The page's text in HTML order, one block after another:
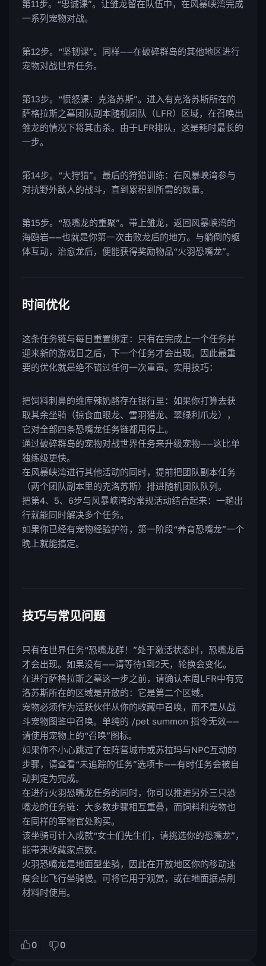
第11步。“忠诚课”。让雏龙留在队伍中，在风暴峡湾完成
一系列宠物对战。
第12步。“坚韧课”。同样——在破碎群岛的其他地区进行
宠物对战世界任务。
第13步。“愤怒课：克洛苏斯”。进入有克洛苏斯所在的
萨格拉斯之墓团队副本随机团队（LFR）区域，在召唤出
雏龙的情况下将其击杀。由于LFR排队，这是耗时最长的
一步。
第14步。“大狩猎”。最后的狩猎训练：在风暴峡湾参与
对抗野外敌人的战斗，直到累积到所需的数量。
第15步。“恐嘴龙的重聚”。带上雏龙，返回风暴峡湾的
海鸥岩——也就是你第一次击败龙后的地方。与躺倒的躯
体互动，治愈龙后，便能获得奖励物品“火羽恐嘴龙”。
时间优化
这条任务链与每日重置绑定：只有在完成上一个任务并
迎来新的游戏日之后，下一个任务才会出现。因此最重
要的优化就是绝不错过任何一次重置。实用技巧：
把饲料刺鼻的维库辣奶酪存在银行里：如果你打算去获
取其余坐骑（掠食血眼龙、雪羽猎龙、翠绿利爪龙），
它对全部四条恐嘴龙任务链都用得上。
通过破碎群岛的宠物对战世界任务来升级宠物——这比单
独练级更快。
在风暴峡湾进行其他活动的同时，提前把团队副本任务
（两个团队副本里的克洛苏斯）排进随机团队队列。
把第4、5、6步与风暴峡湾的常规活动结合起来：一趟出
行就能同时解决多个任务。
如果你已经有宠物经验护符，第一阶段“养育恐嘴龙”一个
晚上就能搞定。
技巧与常见问题
只有在世界任务“恐嘴龙群！”处于激活状态时，恐嘴龙后
才会出现。如果没有——请等待1到2天，轮换会变化。
在进行萨格拉斯之墓这一步之前，请确认本周LFR中有克
洛苏斯所在的区域是开放的：它是第二个区域。
宠物必须作为活跃伙伴从你的收藏中召唤，而不是从战
斗宠物图鉴中召唤。单纯的 /pet summon 指令无效——
请使用宠物上的“召唤”图标。
如果你不小心跳过了在阵营城市或苏拉玛与NPC互动的
步骤，请查看“未追踪的任务”选项卡——有时任务会被自
动判定为完成。
在进行火羽恐嘴龙任务的同时，你可以推进另外三只恐
嘴龙的任务链：大多数步骤相互重叠，而饲料和宠物也
在同样的军需官处购买。
该坐骑可计入成就“女士们先生们，请挑选你的恐嘴龙”，
能带来收藏家点数。
火羽恐嘴龙是地面型坐骑，因此在开放地区你的移动速
度会比飞行坐骑慢。可将它用于观赏，或在地面据点刷
材料时使用。
0 0